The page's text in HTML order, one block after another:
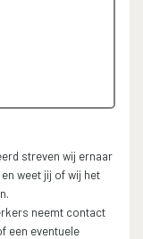
streven wij ernaar
weet jij of wij het
neemt contact
een eventuele